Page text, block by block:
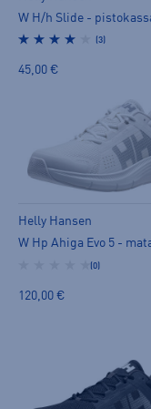
(3)
45,00 €
Helly Hansen
(0)
120,00 €